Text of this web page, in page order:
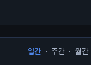
일간 · 주간 · 월간